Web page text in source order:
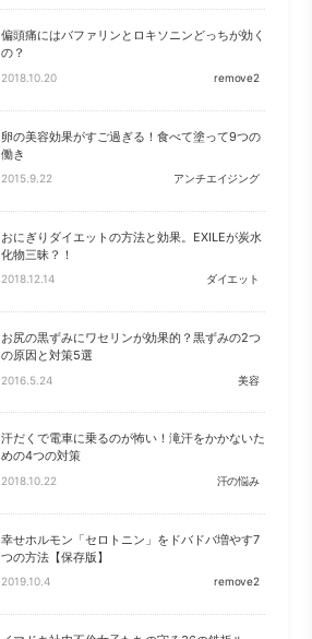
偏頭痛にはバファリンとロキソニンどっちが効く
の？
2018.10.20 remove2
卵の美容効果がすご過ぎる！食べて塗って9つの
働き
2015.9.22 アンチエイジング
おにぎりダイエットの方法と効果。EXILEが炭水
化物三昧？！
2018.12.14 ダイエット
お尻の黒ずみにワセリンが効果的？黒ずみの2つ
の原因と対策5選
2016.5.24 美容
汗だくで電車に乗るのが怖い！滝汗をかかないた
めの4つの対策
2018.10.22 汗の悩み
幸せホルモン「セロトニン」をドバドバ増やす7
つの方法【保存版】
2019.10.4 remove2